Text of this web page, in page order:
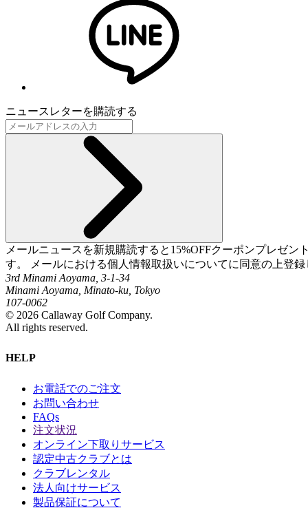
ニュースレターを購読する
メールニュースを新規購読すると15%OFFクーポンプレゼ
す。 メールにおける個人情報取扱いについてに同意の上登
3rd Minami Aoyama, 3-1-34
Minami Aoyama, Minato-ku, Tokyo
107-0062
© 2026 Callaway Golf Company.
All rights reserved.
HELP
お電話でのご注文
お問い合わせ
FAQs
注文状況
オンライン下取りサービス
認定中古クラブとは
クラブレンタル
法人向けサービス
製品保証について